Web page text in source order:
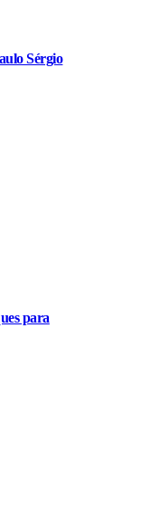
Sérgio
para